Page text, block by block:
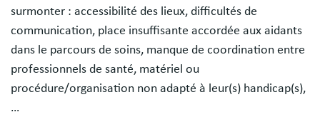
surmonter : accessibilité des lieux, difficultés de
communication, place insuffisante accordée aux aidants
dans le parcours de soins, manque de coordination entre
professionnels de santé, matériel ou
procédure/organisation non adapté à leur(s) handicap(s),
…